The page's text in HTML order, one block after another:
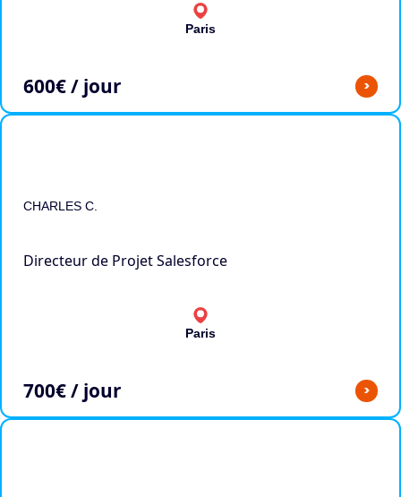
Paris
600€ / jour >
CHARLES C.
Directeur de Projet Salesforce
Paris
700€ / jour >